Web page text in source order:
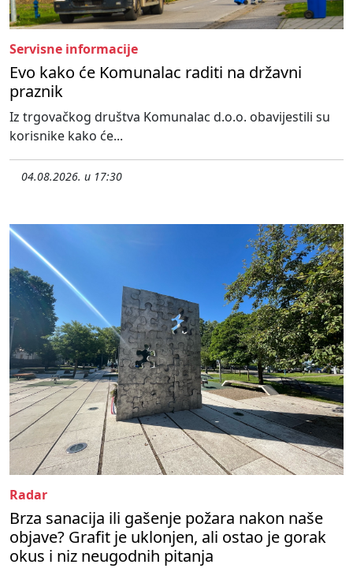
Servisne informacije
Evo kako će Komunalac raditi na državni
praznik
Iz trgovačkog društva Komunalac d.o.o. obavijestili su
korisnike kako će...
04.08.2026. u 17:30
Radar
Brza sanacija ili gašenje požara nakon naše
objave? Grafit je uklonjen, ali ostao je gorak
okus i niz neugodnih pitanja